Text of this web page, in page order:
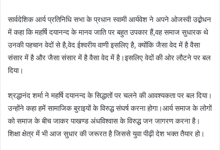
सार्वदेशिक आर्य प्रतिनिधि सभा के प्रधान स्वामी आर्यवेश ने अपने ओजस्वी उद्बोधन
में कहा कि महर्षि दयानन्द के मानव जाति पर बहुत उपकार हैं,वह समाज सुधारक थे
उनकी पहचान वेदों से है,वेद ईश्वरीय वाणी इसलिए है, क्योंकि जैसा वेद में है वैसा
संसार में है और जैसा संसार में है वैसा वेद में है।इसलिए वेदों की ओर लौटने पर बल
दिया।
श्रद्धानंद शर्मा ने महर्षि दयानन्द के सिद्धातों पर चलने की आवश्यकता पर बल दिया।
उन्होंने कहा हमें सामाजिक बुराइयों के विरुद्ध संघर्ष करना होगा।आर्य समाज के लोगों
को समाज के बीच जाकर पाखण्ड अंधविश्वास के विरुद्ध जन जागरण करना है।
शिक्षा क्षेत्र में भी आज सुधार की जरूरत है जिससे युवा पीढ़ी देश भक्त तैयार हो।